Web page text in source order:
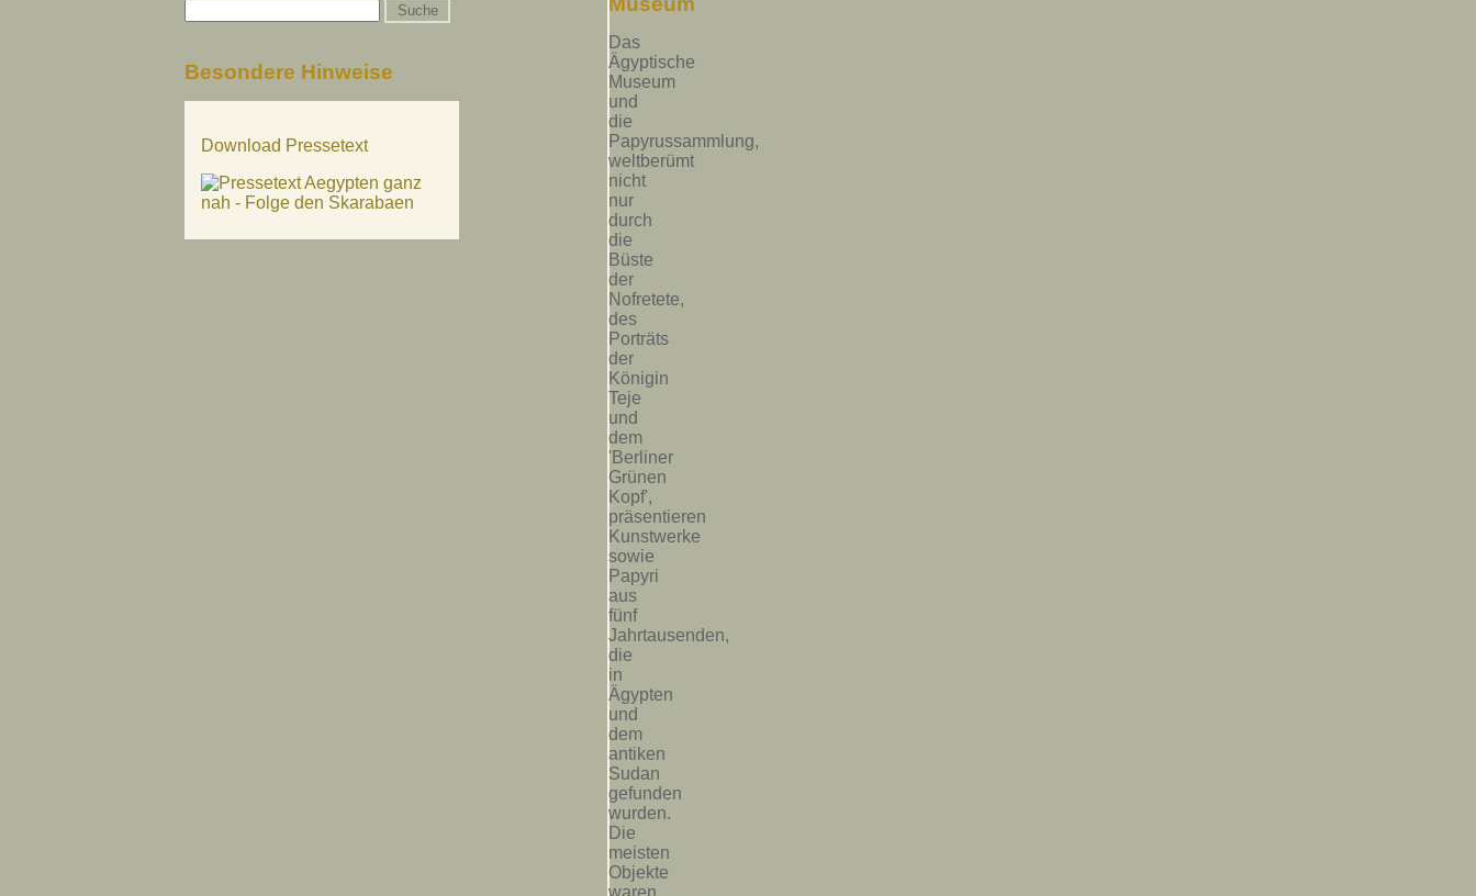
Besondere Hinweise
Download Pressetext
Das
Ägyptische
Museum
und
die
Papyrussammlung,
weltberümt
nicht
nur
durch
die
Büste
der
Nofretete,
des
Porträts
der
Königin
Teje
und
dem
'Berliner
Grünen
Kopf',
präsentieren
Kunstwerke
sowie
Papyri
aus
fünf
Jahrtausenden,
die
in
Ägypten
und
dem
antiken
Sudan
gefunden
wurden.
Die
meisten
Objekte